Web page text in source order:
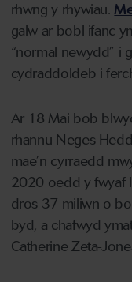
rhwng y rhywiau.
galw ar bobl ifanc
“normal newydd” i
cydraddoldeb i
Ar 18 Mai bob
rhannu Neges
mae’n cyrraedd
2020 oedd y fwyaf
dros 37 miliwn o
byd, a chafwyd
Catherine Zeta-